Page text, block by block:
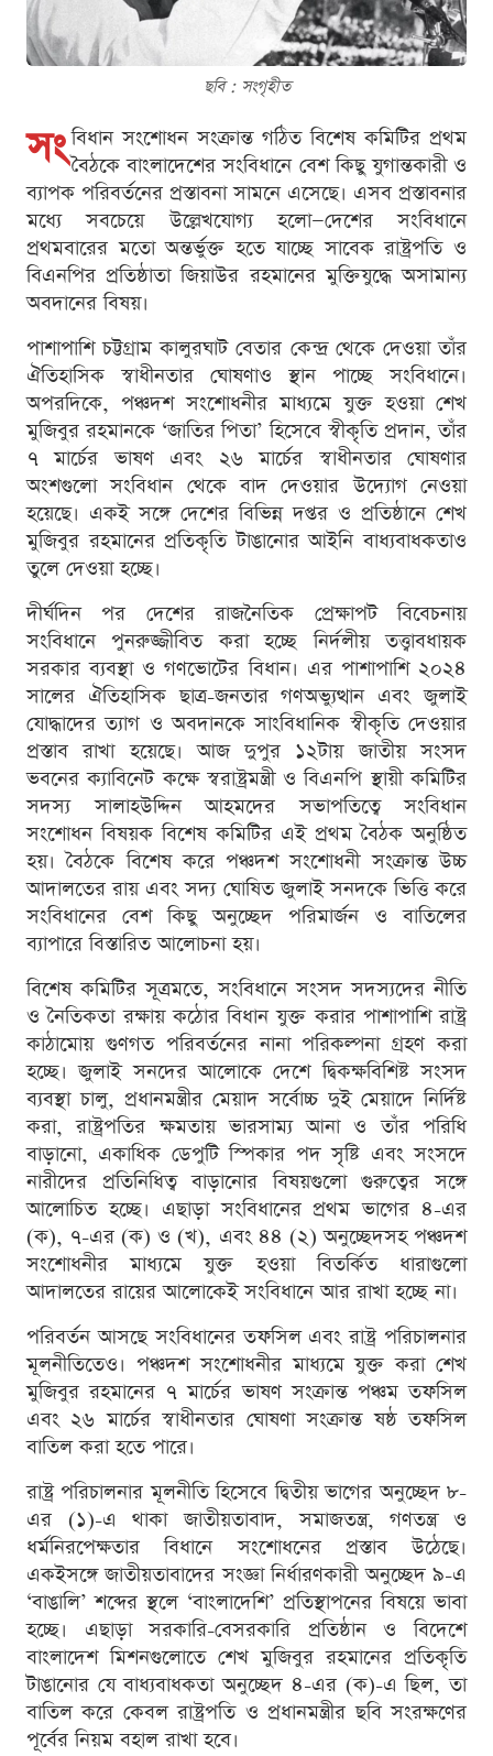
ছবি : সংগৃহীত
সং বিধান সংশোধন সংক্রান্ত গঠিত বিশেষ কমিটির প্রথম
বৈঠকে বাংলাদেশের সংবিধানে বেশ কিছু যুগান্তকারী ও
ব্যাপক পরিবর্তনের প্রস্তাবনা সামনে এসেছে। এসব প্রস্তাবনার
মধ্যে সবচেয়ে উল্লেখযোগ্য হলো—দেশের সংবিধানে
প্রথমবারের মতো অন্তর্ভুক্ত হতে যাচ্ছে সাবেক রাষ্ট্রপতি ও
বিএনপির প্রতিষ্ঠাতা জিয়াউর রহমানের মুক্তিযুদ্ধে অসামান্য
অবদানের বিষয়।
পাশাপাশি চট্টগ্রাম কালুরঘাট বেতার কেন্দ্র থেকে দেওয়া তাঁর
ঐতিহাসিক স্বাধীনতার ঘোষণাও স্থান পাচ্ছে সংবিধানে।
অপরদিকে, পঞ্চদশ সংশোধনীর মাধ্যমে যুক্ত হওয়া শেখ
মুজিবুর রহমানকে ‘জাতির পিতা’ হিসেবে স্বীকৃতি প্রদান, তাঁর
৭ মার্চের ভাষণ এবং ২৬ মার্চের স্বাধীনতার ঘোষণার
অংশগুলো সংবিধান থেকে বাদ দেওয়ার উদ্যোগ নেওয়া
হয়েছে। একই সঙ্গে দেশের বিভিন্ন দপ্তর ও প্রতিষ্ঠানে শেখ
মুজিবুর রহমানের প্রতিকৃতি টাঙানোর আইনি বাধ্যবাধকতাও
তুলে দেওয়া হচ্ছে।
দীর্ঘদিন পর দেশের রাজনৈতিক প্রেক্ষাপট বিবেচনায়
সংবিধানে পুনরুজ্জীবিত করা হচ্ছে নির্দলীয় তত্ত্বাবধায়ক
সরকার ব্যবস্থা ও গণভোটের বিধান। এর পাশাপাশি ২০২৪
সালের ঐতিহাসিক ছাত্র-জনতার গণঅভ্যুত্থান এবং জুলাই
যোদ্ধাদের ত্যাগ ও অবদানকে সাংবিধানিক স্বীকৃতি দেওয়ার
প্রস্তাব রাখা হয়েছে। আজ দুপুর ১২টায় জাতীয় সংসদ
ভবনের ক্যাবিনেট কক্ষে স্বরাষ্ট্রমন্ত্রী ও বিএনপি স্থায়ী কমিটির
সদস্য সালাহউদ্দিন আহমদের সভাপতিত্বে সংবিধান
সংশোধন বিষয়ক বিশেষ কমিটির এই প্রথম বৈঠক অনুষ্ঠিত
হয়। বৈঠকে বিশেষ করে পঞ্চদশ সংশোধনী সংক্রান্ত উচ্চ
আদালতের রায় এবং সদ্য ঘোষিত জুলাই সনদকে ভিত্তি করে
সংবিধানের বেশ কিছু অনুচ্ছেদ পরিমার্জন ও বাতিলের
ব্যাপারে বিস্তারিত আলোচনা হয়।
বিশেষ কমিটির সূত্রমতে, সংবিধানে সংসদ সদস্যদের নীতি
ও নৈতিকতা রক্ষায় কঠোর বিধান যুক্ত করার পাশাপাশি রাষ্ট্র
কাঠামোয় গুণগত পরিবর্তনের নানা পরিকল্পনা গ্রহণ করা
হচ্ছে। জুলাই সনদের আলোকে দেশে দ্বিকক্ষবিশিষ্ট সংসদ
ব্যবস্থা চালু, প্রধানমন্ত্রীর মেয়াদ সর্বোচ্চ দুই মেয়াদে নির্দিষ্ট
করা, রাষ্ট্রপতির ক্ষমতায় ভারসাম্য আনা ও তাঁর পরিধি
বাড়ানো, একাধিক ডেপুটি স্পিকার পদ সৃষ্টি এবং সংসদে
নারীদের প্রতিনিধিত্ব বাড়ানোর বিষয়গুলো গুরুত্বের সঙ্গে
আলোচিত হচ্ছে। এছাড়া সংবিধানের প্রথম ভাগের ৪-এর
(ক), ৭-এর (ক) ও (খ), এবং ৪৪ (২) অনুচ্ছেদসহ পঞ্চদশ
সংশোধনীর মাধ্যমে যুক্ত হওয়া বিতর্কিত ধারাগুলো
আদালতের রায়ের আলোকেই সংবিধানে আর রাখা হচ্ছে না।
পরিবর্তন আসছে সংবিধানের তফসিল এবং রাষ্ট্র পরিচালনার
মূলনীতিতেও। পঞ্চদশ সংশোধনীর মাধ্যমে যুক্ত করা শেখ
মুজিবুর রহমানের ৭ মার্চের ভাষণ সংক্রান্ত পঞ্চম তফসিল
এবং ২৬ মার্চের স্বাধীনতার ঘোষণা সংক্রান্ত ষষ্ঠ তফসিল
বাতিল করা হতে পারে।
রাষ্ট্র পরিচালনার মূলনীতি হিসেবে দ্বিতীয় ভাগের অনুচ্ছেদ ৮-
এর (১)-এ থাকা জাতীয়তাবাদ, সমাজতন্ত্র, গণতন্ত্র ও
ধর্মনিরপেক্ষতার বিধানে সংশোধনের প্রস্তাব উঠেছে।
একইসঙ্গে জাতীয়তাবাদের সংজ্ঞা নির্ধারণকারী অনুচ্ছেদ ৯-এ
‘বাঙালি’ শব্দের স্থলে ‘বাংলাদেশি’ প্রতিস্থাপনের বিষয়ে ভাবা
হচ্ছে। এছাড়া সরকারি-বেসরকারি প্রতিষ্ঠান ও বিদেশে
বাংলাদেশ মিশনগুলোতে শেখ মুজিবুর রহমানের প্রতিকৃতি
টাঙানোর যে বাধ্যবাধকতা অনুচ্ছেদ ৪-এর (ক)-এ ছিল, তা
বাতিল করে কেবল রাষ্ট্রপতি ও প্রধানমন্ত্রীর ছবি সংরক্ষণের
পূর্বের নিয়ম বহাল রাখা হবে।